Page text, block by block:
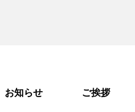
お知らせ ご挨拶